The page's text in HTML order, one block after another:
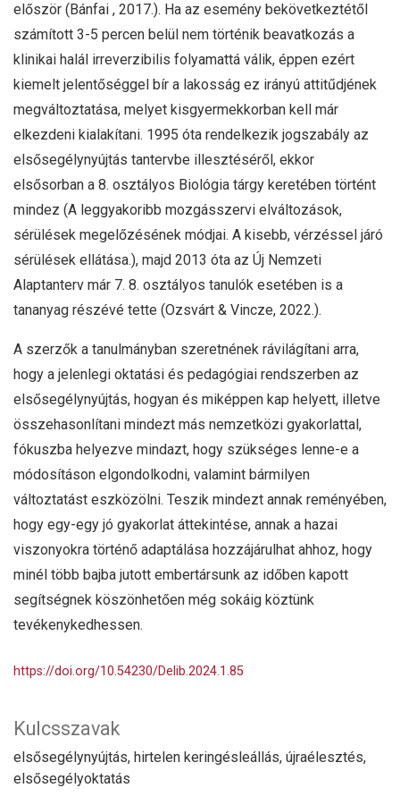
Kulcsszavak
elsősegélynyújtás, hirtelen keringésleállás, újraélesztés,
elsősegélyoktatás
először (Bánfai , 2017.). Ha az esemény bekövetkeztétől
számított 3-5 percen belül nem történik beavatkozás a
klinikai halál irreverzibilis folyamattá válik, éppen ezért
kiemelt jelentőséggel bír a lakosság ez irányú attitűdjének
megváltoztatása, melyet kisgyermekkorban kell már
elkezdeni kialakítani. 1995 óta rendelkezik jogszabály az
elsősegélynyújtás tantervbe illesztéséről, ekkor
elsősorban a 8. osztályos Biológia tárgy keretében történt
mindez (A leggyakoribb mozgásszervi elváltozások,
sérülések megelőzésének módjai. A kisebb, vérzéssel járó
sérülések ellátása.), majd 2013 óta az Új Nemzeti
Alaptanterv már 7. 8. osztályos tanulók esetében is a
tananyag részévé tette (Ozsvárt & Vincze, 2022.).
A szerzők a tanulmányban szeretnének rávilágítani arra,
hogy a jelenlegi oktatási és pedagógiai rendszerben az
elsősegélynyújtás, hogyan és miképpen kap helyett, illetve
összehasonlítani mindezt más nemzetközi gyakorlattal,
fókuszba helyezve mindazt, hogy szükséges lenne-e a
módosításon elgondolkodni, valamint bármilyen
változtatást eszközölni. Teszik mindezt annak reményében,
hogy egy-egy jó gyakorlat áttekintése, annak a hazai
viszonyokra történő adaptálása hozzájárulhat ahhoz, hogy
minél több bajba jutott embertársunk az időben kapott
segítségnek köszönhetően még sokáig köztünk
tevékenykedhessen.
https://doi.org/10.54230/Delib.2024.1.85